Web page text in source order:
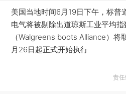
美国当地时间6月19日下午，标普
电气将被剔除出道琼斯工业平均
（Walgreens boots Alliance）将
月26日起正式开始执行
责